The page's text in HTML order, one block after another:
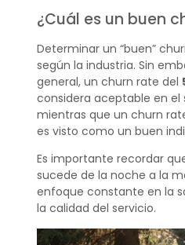
¿Cuál es un buen
Determinar un “buen”
según la industria. Sin
general, un churn rate del
considera aceptable en el
mientras que un churn
es visto como un buen
Es importante recordar
sucede de la noche a la
enfoque constante en la
la calidad del servicio.